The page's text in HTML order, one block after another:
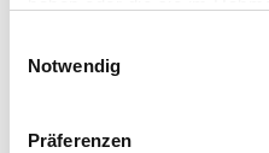
Cookies, wenn Sie unsere
Notwendig
Präferenzen
OG - Lübz
19386 Lübz